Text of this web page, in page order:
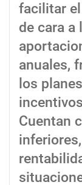
facilitar
de cara a
anuales,
los
Cuentan